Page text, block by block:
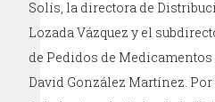
Solís, la directora de
Lozada Vázquez y el
de Pedidos de
David González Martínez. Por